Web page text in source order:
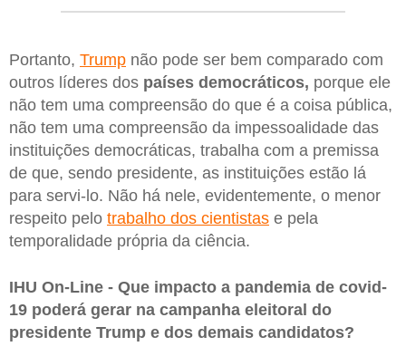
Portanto, Trump não pode ser bem comparado com
outros líderes dos países democráticos, porque ele
não tem uma compreensão do que é a coisa pública,
não tem uma compreensão da impessoalidade das
instituições democráticas, trabalha com a premissa
de que, sendo presidente, as instituições estão lá
para servi-lo. Não há nele, evidentemente, o menor
respeito pelo trabalho dos cientistas e pela
temporalidade própria da ciência.
IHU On-Line - Que impacto a pandemia de covid-
19 poderá gerar na campanha eleitoral do
presidente Trump e dos demais candidatos?